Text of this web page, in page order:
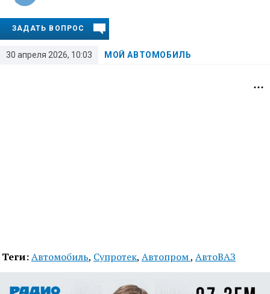
30 апреля 2026, 10:03 МОЙ АВТОМОБИЛЬ
ЗАДАТЬ ВОПРОС
Теги:Автомобиль, Супротек, Автопром, АвтоВАЗ